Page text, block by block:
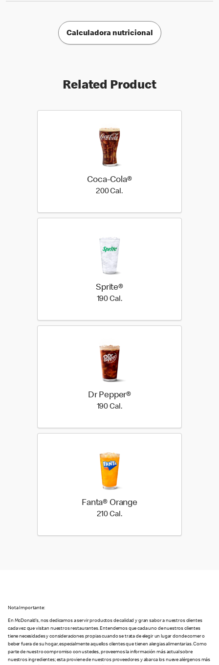
Calculadora nutricional
Related Product
Coca-Cola®
200 Cal.200 Cal.
Sprite®
190 Cal.190 Cal.
Dr Pepper®
190 Cal.190 Cal.
Fanta® Orange
210 Cal.210 Cal.
Nota Importante:
En McDonald’s, nos dedicamos a servir productos de calidad y gran sabor a nuestros clientes
cada vez que visitan nuestros restaurantes. Entendemos que cada uno de nuestros clientes
tiene necesidades y consideraciones propias cuando se trata de elegir un lugar donde comer o
beber fuera de su hogar, especialmente aquellos clientes que tienen alergias alimentarias. Como
parte de nuestro compromiso con ustedes, proveemos la información más actual sobre
nuestros ingredientes; esta proviene de nuestros proveedores y abarca los nueve alérgenos más